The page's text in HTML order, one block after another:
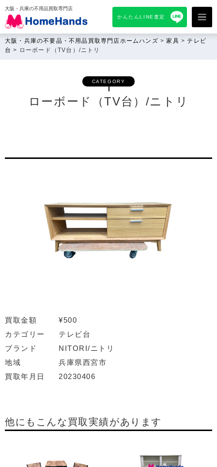
大阪・兵庫の不用品買取専門店
かんたんLINE査定
大阪・兵庫の不要品・不用品買取専門店ホームハンズ >家具 >テレビ
台 > ローボード（TV台）/ニトリ
CATEGORY
ローボード（TV台）/ニトリ
買取金額
¥500
カテゴリー
テレビ台
ブランド
NITORI/ニトリ
地域
兵庫県西宮市
買取年月日
20230406
他にもこんな買取実績があります